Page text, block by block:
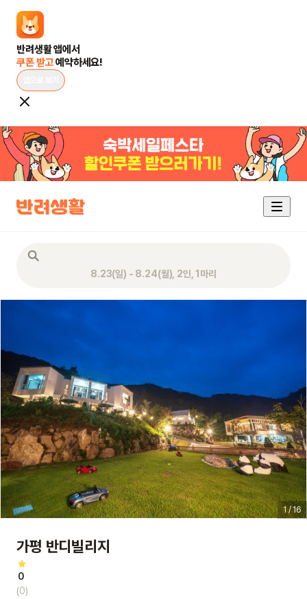
쿠폰 받고 예약하세요!
8.23(일) - 8.24(월), 2인, 1마리
1 / 16
가평 반디빌리지
0
(0)